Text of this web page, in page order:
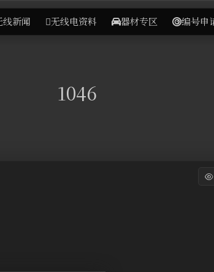
线新闻 无线电资料 器材专区 编号申
1046